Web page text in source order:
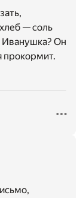
— соль
Он
прокормит.